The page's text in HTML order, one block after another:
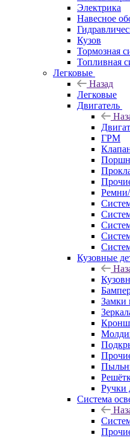
Электрика
Навесное
Кузов
Тормозная
Топливная
Легковые
Назад
Легковые
Двигатель
ГРМ
Кузовные
Замки
Ручки
Система